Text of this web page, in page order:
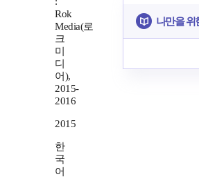
Rok
Media(로
크
미
디
어),
2015-
2016
2015
한
국
어
나만을 위